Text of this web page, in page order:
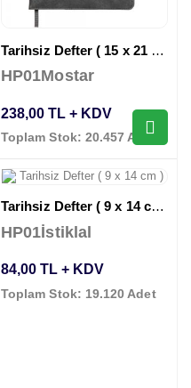
Tarihsiz Defter ( 15 x 21 cm )
HP01Mostar
238,00 TL + KDV
Toplam Stok: 20.457 Adet
Tarihsiz Defter ( 9 x 14 cm )
HP01İstiklal
84,00 TL + KDV
Toplam Stok: 19.120 Adet